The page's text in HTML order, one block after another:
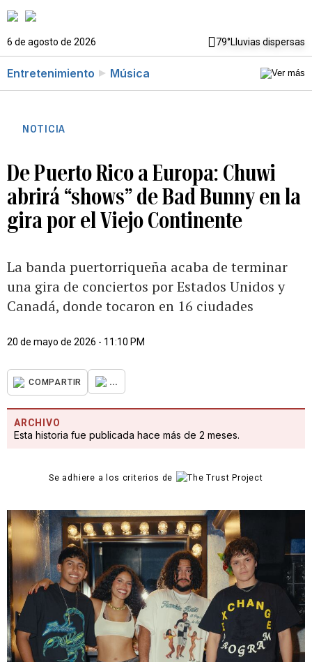
6 de agosto de 2026 79°Lluvias dispersas
Entretenimiento Música
NOTICIA
De Puerto Rico a Europa: Chuwi
abrirá “shows” de Bad Bunny en la
gira por el Viejo Continente
La banda puertorriqueña acaba de terminar
una gira de conciertos por Estados Unidos y
Canadá, donde tocaron en 16 ciudades
20 de mayo de 2026 - 11:10 PM
COMPARTIR ...
ARCHIVO
Esta historia fue publicada hace más de 2 meses.
Se adhiere a los criterios de